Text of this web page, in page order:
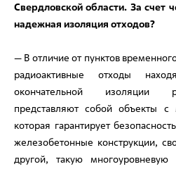
Свердловской области. За счет
надежная изоляция отходов?
— В отличие от пунктов
радиоактивные отходы
окончательной изоляции
представляют собой объекты с
которая гарантирует
железобетонные конструкции,
другой, такую